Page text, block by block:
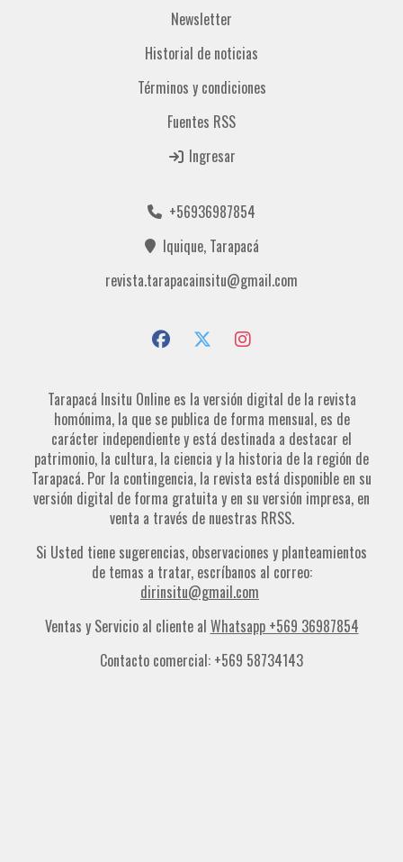
Newsletter
Historial de noticias
Términos y condiciones
Fuentes RSS
Ingresar
Tarapacá Insitu Online es la versión digital de la revista
homónima, la que se publica de forma mensual, es de
carácter independiente y está destinada a destacar el
patrimonio, la cultura, la ciencia y la historia de la región de
Tarapacá. Por la contingencia, la revista está disponible en su
versión digital de forma gratuita y en su versión impresa, en
venta a través de nuestras RRSS.
Si Usted tiene sugerencias, observaciones y planteamientos
de temas a tratar, escríbanos al correo:
dirinsitu@gmail.com
Ventas y Servicio al cliente al Whatsapp +569 36987854
Contacto comercial: +569 58734143
+56936987854
Iquique, Tarapacá
revista.tarapacainsitu@gmail.com